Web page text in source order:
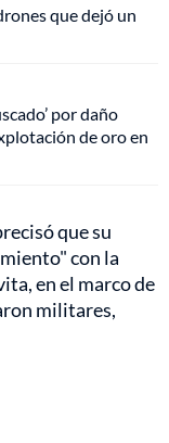
que dejó un
por daño
de oro en
que su
con la
en el marco de
militares,